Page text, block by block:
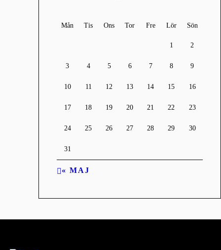
Mån Tis Ons Tor Fre Lör Sön
1 2
3 4 5 6 7 8 9
10 11 12 13 14 15 16
17 18 19 20 21 22 23
24 25 26 27 28 29 30
31
« MAJ